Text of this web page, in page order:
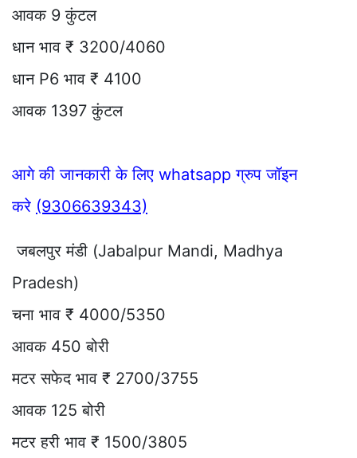
आवक 9 कुंटल
धान भाव ₹ 3200/4060
धान P6 भाव ₹ 4100
आवक 1397 कुंटल
आगे की जानकारी के लिए whatsapp ग्रुप जॉइन
करे (9306639343)
जबलपुर मंडी (Jabalpur Mandi, Madhya
Pradesh)
चना भाव ₹ 4000/5350
आवक 450 बोरी
मटर सफेद भाव ₹ 2700/3755
आवक 125 बोरी
मटर हरी भाव ₹ 1500/3805